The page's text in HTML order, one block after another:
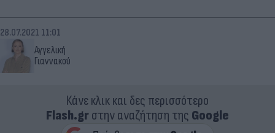
Αγγελική
Γιαννακού
28.07.2021 11:01
Κάνε κλικ και δες περισσότερο
Flash.grστην αναζήτηση της Google